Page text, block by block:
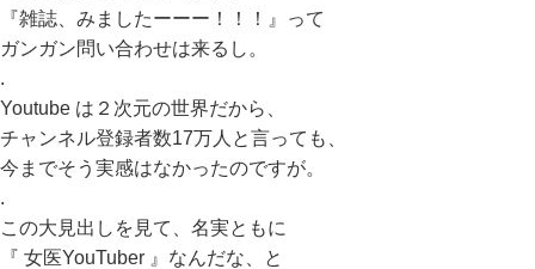
『雑誌、みましたーーー！！！』って
ガンガン問い合わせは来るし。
.
Youtube は２次元の世界だから、
チャンネル登録者数17万人と言っても、
今までそう実感はなかったのですが。
.
この大見出しを見て、名実ともに
『 女医YouTuber 』なんだな、と